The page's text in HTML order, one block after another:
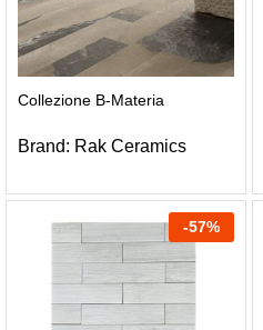
Collezione B-Materia
Brand: Rak Ceramics
-57%